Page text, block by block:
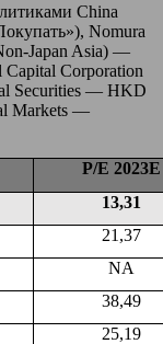
China
Nomura
Japan Asia) —
Corporation
Securities — HKD
Markets —
P/E 2023Е
13,31
21,37
NA
38,49
25,19